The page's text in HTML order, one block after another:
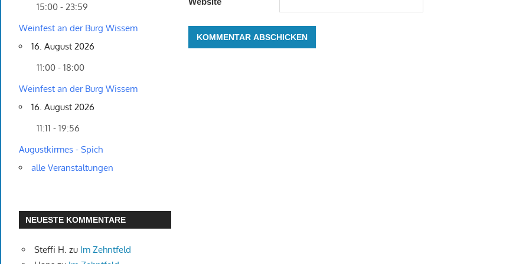
15:00 - 23:59
Weinfest an der Burg Wissem
16. August 2026
11:00 - 18:00
Weinfest an der Burg Wissem
16. August 2026
11:11 - 19:56
Augustkirmes - Spich
alle Veranstaltungen
NEUESTE KOMMENTARE
Steffi H. zu Im Zehntfeld